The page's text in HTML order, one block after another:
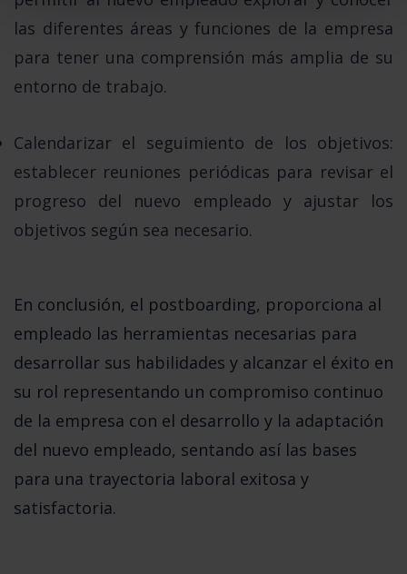
las diferentes áreas y funciones de la empresa
para tener una comprensión más amplia de su
entorno de trabajo.
Calendarizar el seguimiento de los objetivos:
establecer reuniones periódicas para revisar el
progreso del nuevo empleado y ajustar los
objetivos según sea necesario.
En conclusión, el postboarding, proporciona al
empleado las herramientas necesarias para
desarrollar sus habilidades y alcanzar el éxito en
su rol representando un compromiso continuo
de la empresa con el desarrollo y la adaptación
del nuevo empleado, sentando así las bases
para una trayectoria laboral exitosa y
satisfactoria.